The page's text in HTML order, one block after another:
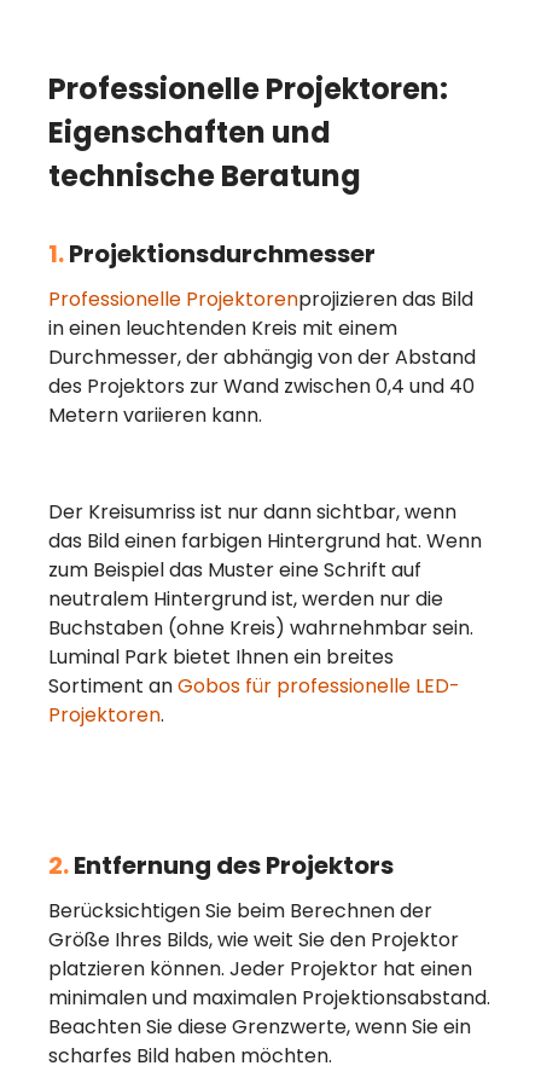
Professionelle Projektoren:
Eigenschaften und
technische Beratung
1.Projektionsdurchmesser
Professionelle Projektorenprojizieren das Bild
in einen leuchtenden Kreis mit einem
Durchmesser, der abhängig von der Abstand
des Projektors zur Wand zwischen 0,4 und 40
Metern variieren kann.
Der Kreisumriss ist nur dann sichtbar, wenn
das Bild einen farbigen Hintergrund hat. Wenn
zum Beispiel das Muster eine Schrift auf
neutralem Hintergrund ist, werden nur die
Buchstaben (ohne Kreis) wahrnehmbar sein.
Luminal Park bietet Ihnen ein breites
Sortiment anGobos für professionelle LED-
Projektoren.
2.Entfernung des Projektors
Berücksichtigen Sie beim Berechnen der
Größe Ihres Bilds, wie weit Sie den Projektor
platzieren können. Jeder Projektor hat einen
minimalen und maximalen Projektionsabstand.
Beachten Sie diese Grenzwerte, wenn Sie ein
scharfes Bild haben möchten.